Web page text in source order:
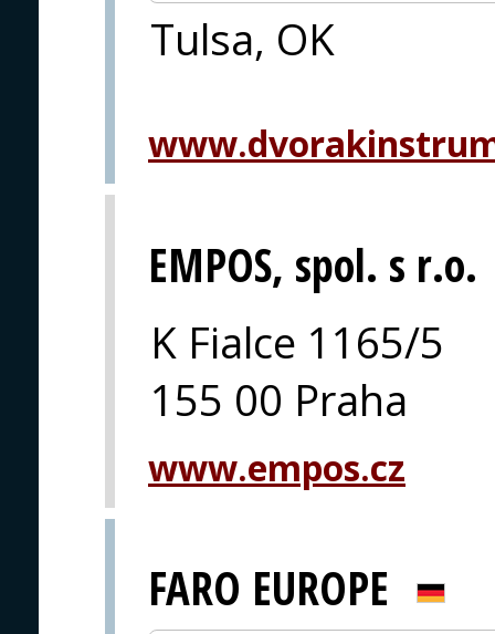
Tulsa, OK
EMPOS, spol. s r.o.
K Fialce 1165/5
155 00 Praha
www.empos.cz
FARO EUROPE